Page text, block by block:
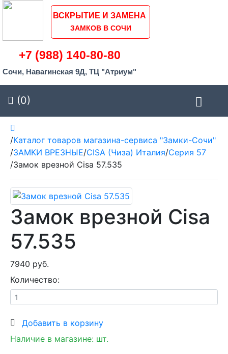
ВСКРЫТИЕ И ЗАМЕНА
ЗАМКОВ В СОЧИ
+7 (988) 140-80-80
Сочи, Навагинская 9Д, ТЦ "Атриум"
(0)
/Каталог товаров магазина-сервиса "Замки-Сочи"
/ЗАМКИ ВРЕЗНЫЕ/CISA (Чиза) Италия/Серия 57
/Замок врезной Cisa 57.535
Замок врезной Cisa
57.535
7940 руб.
Количество:
Добавить в корзину
Наличие в магазине: шт.